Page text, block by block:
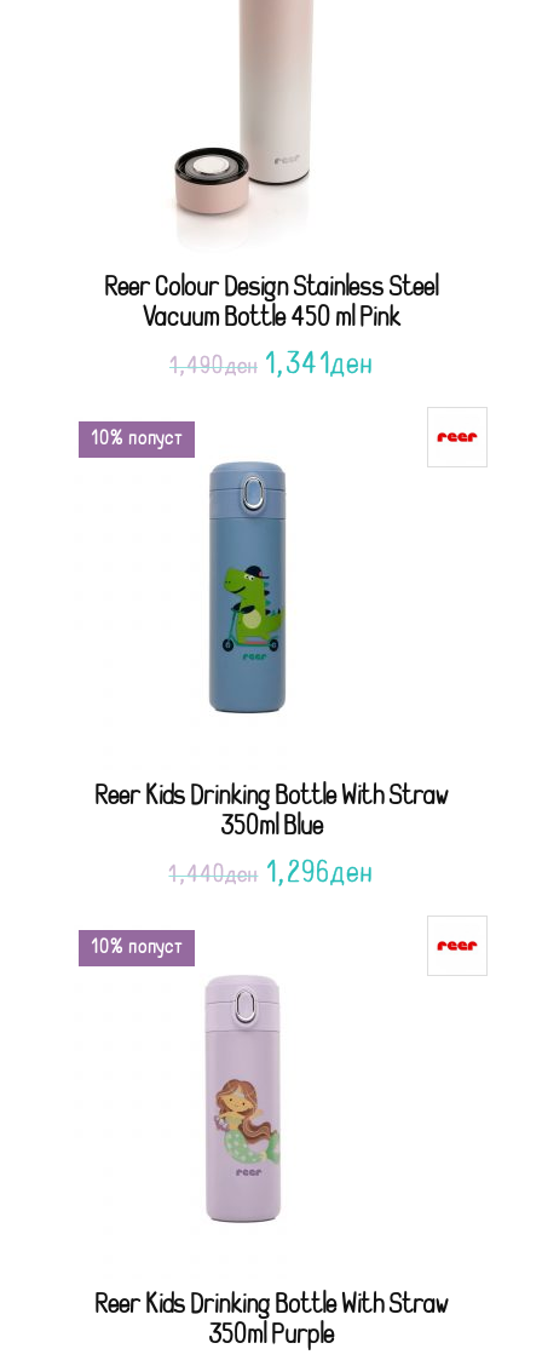
Reer Colour Design Stainless Steel
Vacuum Bottle 450 ml Pink
1,490ден 1,341ден
10% попуст
Reer Kids Drinking Bottle With Straw
350ml Blue
1,440ден 1,296ден
10% попуст
Reer Kids Drinking Bottle With Straw
350ml Purple